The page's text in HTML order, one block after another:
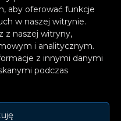
aby oferować funkcje
w naszej witrynie.
z naszej witryny,
i analitycznym.
z innymi danymi
podczas
skoków
niech tylko
– napisał
TANDEGO.